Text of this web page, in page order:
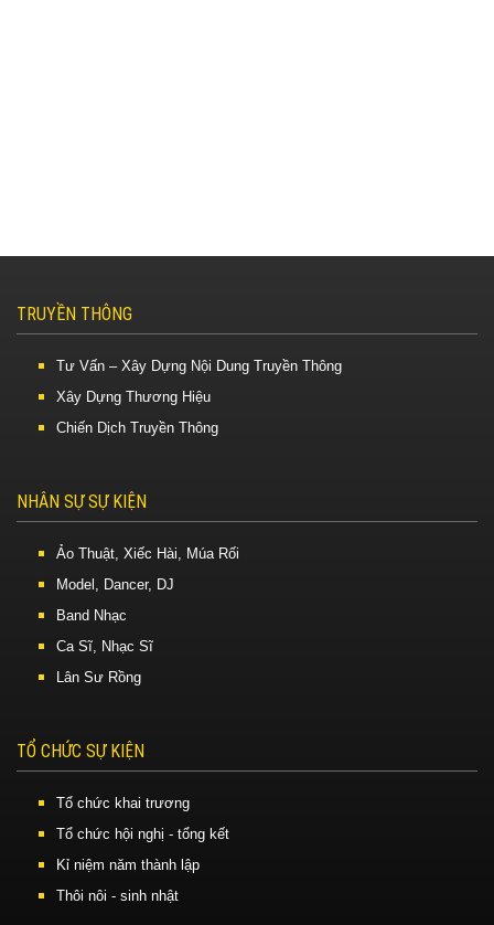
TRUYỀN THÔNG
Tư Vấn – Xây Dựng Nội Dung Truyền Thông
Xây Dựng Thương Hiệu
Chiến Dịch Truyền Thông
NHÂN SỰ SỰ KIỆN
Ảo Thuật, Xiếc Hài, Múa Rối
Model, Dancer, DJ
Band Nhạc
Ca Sĩ, Nhạc Sĩ
Lân Sư Rồng
TỔ CHỨC SỰ KIỆN
Tổ chức khai trương
Tổ chức hội nghị - tổng kết
Kỉ niệm năm thành lập
Thôi nôi - sinh nhật